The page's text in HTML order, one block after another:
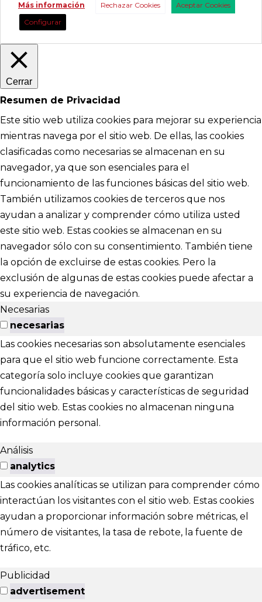
Más información Rechazar Cookies
Aceptar Cookies
Configurar
Cerrar
Resumen de Privacidad
Este sitio web utiliza cookies para mejorar su experiencia
mientras navega por el sitio web. De ellas, las cookies
clasificadas como necesarias se almacenan en su
navegador, ya que son esenciales para el
funcionamiento de las funciones básicas del sitio web.
También utilizamos cookies de terceros que nos
ayudan a analizar y comprender cómo utiliza usted
este sitio web. Estas cookies se almacenan en su
navegador sólo con su consentimiento. También tiene
la opción de excluirse de estas cookies. Pero la
exclusión de algunas de estas cookies puede afectar a
su experiencia de navegación.
Necesarias
necesarias
Las cookies necesarias son absolutamente esenciales
para que el sitio web funcione correctamente. Esta
categoría solo incluye cookies que garantizan
funcionalidades básicas y características de seguridad
del sitio web. Estas cookies no almacenan ninguna
información personal.
Análisis
analytics
Las cookies analíticas se utilizan para comprender cómo
interactúan los visitantes con el sitio web. Estas cookies
ayudan a proporcionar información sobre métricas, el
número de visitantes, la tasa de rebote, la fuente de
tráfico, etc.
Publicidad
advertisement